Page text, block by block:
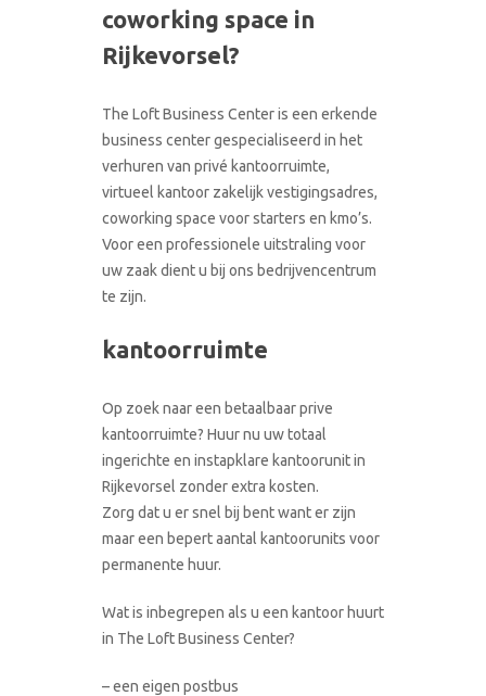
CONTACT
coworking space in
Rijkevorsel?
The Loft Business Center is een erkende
business center gespecialiseerd in het
verhuren van privé kantoorruimte,
virtueel kantoor zakelijk vestigingsadres,
coworking space voor starters en kmo’s.
Voor een professionele uitstraling voor
uw zaak dient u bij ons bedrijvencentrum
te zijn.
kantoorruimte
Op zoek naar een betaalbaar prive
kantoorruimte? Huur nu uw totaal
ingerichte en instapklare kantoorunit in
Rijkevorsel zonder extra kosten.
Zorg dat u er snel bij bent want er zijn
maar een bepert aantal kantoorunits voor
permanente huur.
Wat is inbegrepen als u een kantoor huurt
in The Loft Business Center?
– een eigen postbus